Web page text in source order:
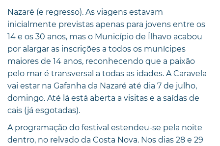
Nazaré (e regresso). As viagens estavam
inicialmente previstas apenas para jovens entre os
14 e os 30 anos, mas o Município de Ílhavo acabou
por alargar as inscrições a todos os munícipes
maiores de 14 anos, reconhecendo que a paixão
pelo mar é transversal a todas as idades. A Caravela
vai estar na Gafanha da Nazaré até dia 7 de julho,
domingo. Até lá está aberta a visitas e a saídas de
cais (já esgotadas).
A programação do festival estendeu-se pela noite
dentro, no relvado da Costa Nova. Nos dias 28 e 29